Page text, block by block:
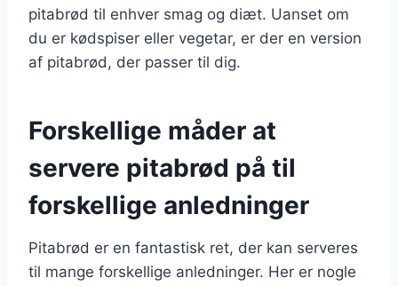
pitabrød til enhver smag og diæt. Uanset om
du er kødspiser eller vegetar, er der en version
af pitabrød, der passer til dig.
Forskellige måder at
servere pitabrød på til
forskellige anledninger
Pitabrød er en fantastisk ret, der kan serveres
til mange forskellige anledninger. Her er nogle